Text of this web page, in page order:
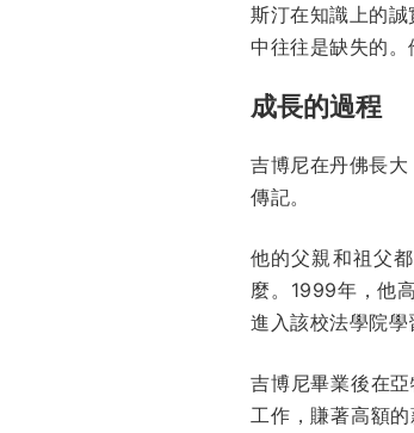
斯汀在知識上的
中往往是缺失的。
成長的過程
吉博尼在丹佛長
傳記。
他的父親和祖父
麼。1999年，他
進入該校法學院學
吉博尼畢業後在
工作，賺著高額